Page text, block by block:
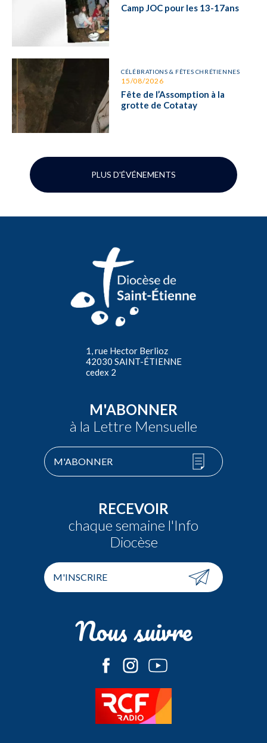
PLUS D'ÉVÉNEMENTS
Camp JOC pour les 13-17ans
CÉLÉBRATIONS & FÊTES CHRÉTIENNES
15/08/2026
Fête de l’Assomption à la
grotte de Cotatay
1, rue Hector Berlioz
42030 SAINT-ÉTIENNE
cedex 2
M'ABONNER
à la Lettre Mensuelle
M'ABONNER
RECEVOIR
chaque semaine l'Info
Diocèse
M'INSCRIRE
Nous suivre